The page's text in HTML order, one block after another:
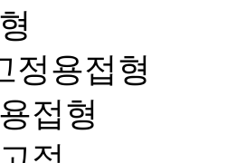
정용접형
접형